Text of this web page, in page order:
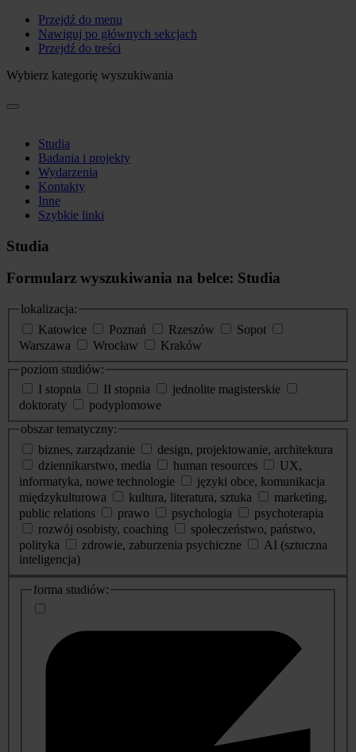
Przejdź do menu
Nawiguj po głównych sekcjach
Przejdź do treści
Wybierz kategorię wyszukiwania
Studia
Badania i projekty
Wydarzenia
Kontakty
Inne
Szybkie linki
Studia
Formularz wyszukiwania na belce: Studia
lokalizacja:
Katowice
Poznań Rzeszów
Sopot
Warszawa
Wrocław
Kraków
poziom studiów:
I stopnia
II stopnia
jednolite magisterskie
doktoraty
podyplomowe
obszar tematyczny:
biznes, zarządzanie
design, projektowanie, architektura
dziennikarstwo, media
human resources
UX,
informatyka, nowe technologie
języki obce, komunikacja
międzykulturowa
kultura, literatura, sztuka
marketing,
public relations
prawo psychologia
psychoterapia
rozwój osobisty, coaching
społeczeństwo, państwo,
polityka
zdrowie, zaburzenia psychiczne
AI (sztuczna
inteligencja)
dodatkowe
informacje
forma studiów: